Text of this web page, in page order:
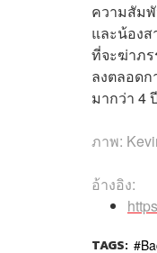
ความสัมพั
และน้องส
ที่จะฆ่าภร
ลงตลอดก
มากว่า 4
ภาพ:
อ้างอิง:
TAGS: